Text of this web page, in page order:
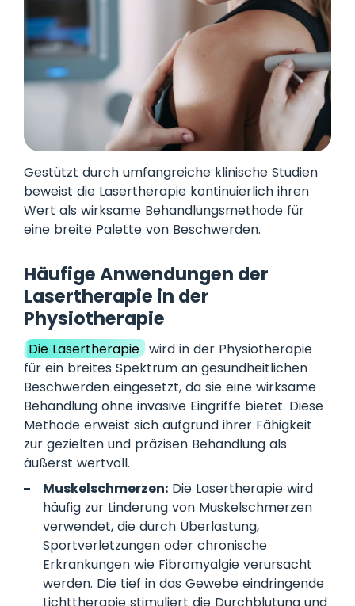
Gestützt durch umfangreiche klinische Studien
beweist die Lasertherapie kontinuierlich ihren
Wert als wirksame Behandlungsmethode für
eine breite Palette von Beschwerden.
Häufige Anwendungen der
Lasertherapie in der
Physiotherapie
Die Lasertherapie wird in der Physiotherapie
für ein breites Spektrum an gesundheitlichen
Beschwerden eingesetzt, da sie eine wirksame
Behandlung ohne invasive Eingriffe bietet. Diese
Methode erweist sich aufgrund ihrer Fähigkeit
zur gezielten und präzisen Behandlung als
äußerst wertvoll.
Muskelschmerzen: Die Lasertherapie wird
häufig zur Linderung von Muskelschmerzen
verwendet, die durch Überlastung,
Sportverletzungen oder chronische
Erkrankungen wie Fibromyalgie verursacht
werden. Die tief in das Gewebe eindringende
Lichttherapie stimuliert die Durchblutung und